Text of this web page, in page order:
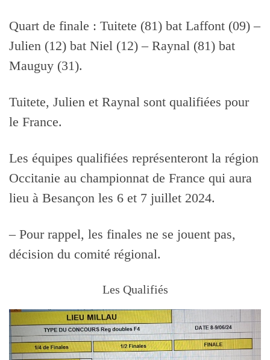
Quart de finale : Tuitete (81) bat Laffont (09) –
Julien (12) bat Niel (12) – Raynal (81) bat
Mauguy (31).
Tuitete, Julien et Raynal sont qualifiées pour
le France.
Les équipes qualifiées représenteront la région
Occitanie au championnat de France qui aura
lieu à Besançon les 6 et 7 juillet 2024.
– Pour rappel, les finales ne se jouent pas,
décision du comité régional.
Les Qualifiés